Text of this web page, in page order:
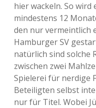
hier wackeln. So
mindestens 12
den nur vermeintlich
Hamburger SV
natürlich sind solche
zwischen zwei
Spielerei für nerdige
Beteiligten selbst
nur für Titel. Wobei